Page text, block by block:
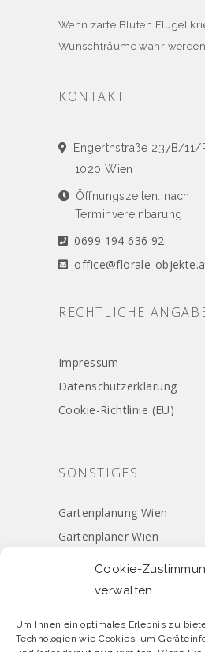
Cookie-
verwalten
Um Ihnen ein optimales Erlebnis zu
Technologien wie Cookies, um
Wenn zarte Blüten Flügel
Wunschträume wahr
KONTAKT
Engerthstraße 237B/11/
1020 Wien
Öffnungszeiten: nach
Terminvereinbarung
0699 194 636 92
office@florale-
RECHTLICHE
Impressum
Datenschutz­erklärung
Cookie-Richtlinie (EU)
SONSTIGES
Gartenplanung Wien
Gartenplaner Wien